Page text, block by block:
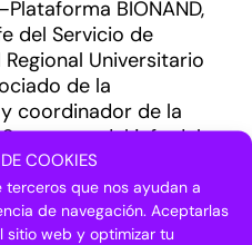
COOKIES
terceros que nos ayudan a
de navegación. Aceptarlas
sitio web y optimizar tu
BIONAND,
del Servicio de
Universitario
de la
coordinador de la
y del jefe del
Innovadora,
de la FPA Progreso